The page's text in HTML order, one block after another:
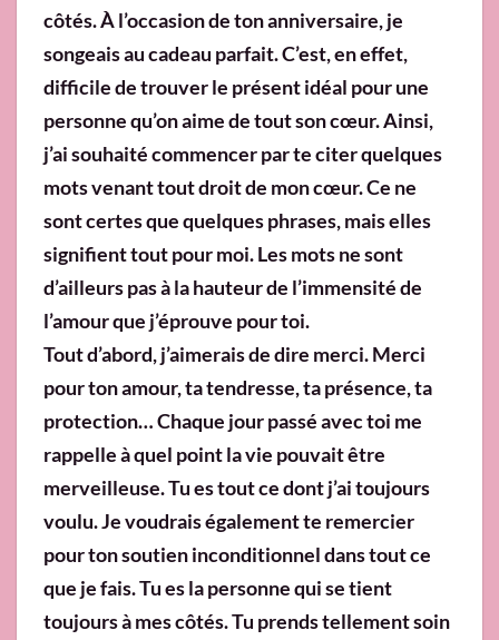
côtés. À l’occasion de ton anniversaire, je
songeais au cadeau parfait. C’est, en effet,
difficile de trouver le présent idéal pour une
personne qu’on aime de tout son cœur. Ainsi,
j’ai souhaité commencer par te citer quelques
mots venant tout droit de mon cœur. Ce ne
sont certes que quelques phrases, mais elles
signifient tout pour moi. Les mots ne sont
d’ailleurs pas à la hauteur de l’immensité de
l’amour que j’éprouve pour toi.
Tout d’abord, j’aimerais de dire merci. Merci
pour ton amour, ta tendresse, ta présence, ta
protection… Chaque jour passé avec toi me
rappelle à quel point la vie pouvait être
merveilleuse. Tu es tout ce dont j’ai toujours
voulu. Je voudrais également te remercier
pour ton soutien inconditionnel dans tout ce
que je fais. Tu es la personne qui se tient
toujours à mes côtés. Tu prends tellement soin